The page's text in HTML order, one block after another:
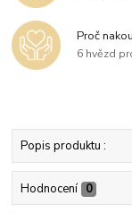
Proč
6 hvězd
Popis produktu :
Hodnocení 0